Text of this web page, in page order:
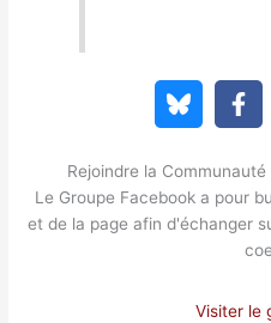
Rejoindre la
Le Groupe Facebook a pour
et de la page afin d'échanger
Visiter le